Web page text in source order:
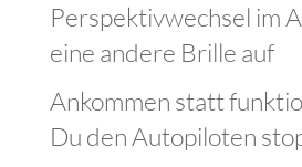
Perspektivwechsel im
eine andere Brille auf
Ankommen statt
Du den Autopiloten